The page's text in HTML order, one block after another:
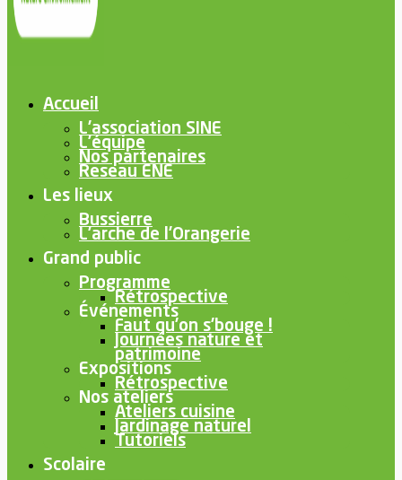
Accueil
L’association SINE
L’équipe
Nos partenaires
Reseau ENE
Les lieux
Bussierre
L’arche de l’Orangerie
Grand public
Programme
Rétrospective
Événements
Faut qu’on s’bouge !
Journées nature et
patrimoine
Expositions
Rétrospective
Nos ateliers
Ateliers cuisine
Jardinage naturel
Tutoriels
Scolaire